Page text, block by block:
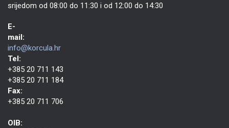
srijedom od 08:00 do 11:30 i od 12:00 do 14:30
E-
mail:
info@korcula.hr
Tel:
+385 20 711 143
+385 20 711 184
Fax:
+385 20 711 706
OIB: